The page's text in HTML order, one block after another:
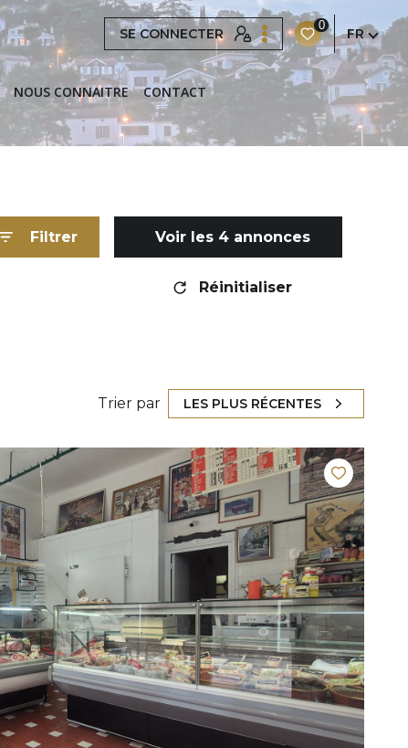
SE CONNECTER
0
FR
NOUS CONNAITRE CONTACT
Filtrer Voir les 4 annonces
Réinitialiser
Trier par LES PLUS RÉCENTES